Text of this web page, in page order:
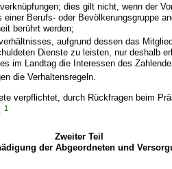
dies gilt nicht, wenn der
Berufs- oder Bevölkerungsgruppe
berührt werden;
aufgrund dessen das
Dienste zu leisten, nur deshalb
im Landtag die Interessen des
die Verhaltensregeln.
verpflichtet, durch Rückfragen beim
1
Zweiter Teil
der Abgeordneten und